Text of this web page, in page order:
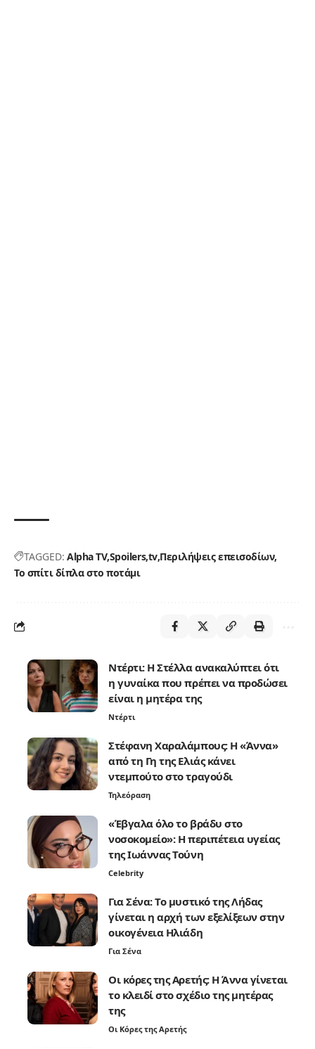
TAGGED: Alpha TVSpoilers tv Περιλήψεις επεισοδίων
Το σπίτι δίπλα στο ποτάμι
Ντέρτι: Η Στέλλα ανακαλύπτει ότι
η γυναίκα που πρέπει να προδώσει
είναι η μητέρα της
Ντέρτι
Στέφανη Χαραλάμπους: Η «Άννα»
από τη Γη της Ελιάς κάνει
ντεμπούτο στο τραγούδι
Τηλεόραση
«Έβγαλα όλο το βράδυ στο
νοσοκομείο»: Η περιπέτεια υγείας
της Ιωάννας Τούνη
Celebrity
Για Σένα: Το μυστικό της Λήδας
γίνεται η αρχή των εξελίξεων στην
οικογένεια Ηλιάδη
Για Σένα
Οι κόρες της Αρετής: Η Άννα γίνεται
το κλειδί στο σχέδιο της μητέρας
της
Οι Κόρες της Αρετής